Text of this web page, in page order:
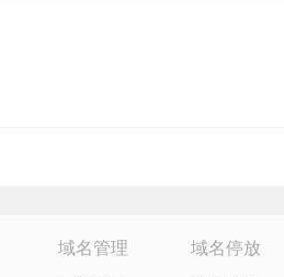
域名管理 域名停放